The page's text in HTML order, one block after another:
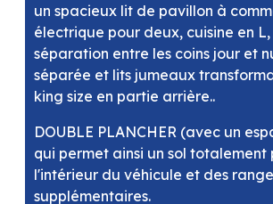
un spacieux lit de pavillon à
électrique pour deux, cuisine en
séparation entre les coins jour et
séparée et lits jumeaux
king size en partie arrière..
DOUBLE PLANCHER (avec un
qui permet ainsi un sol totalement
l'intérieur du véhicule et des
supplémentaires.